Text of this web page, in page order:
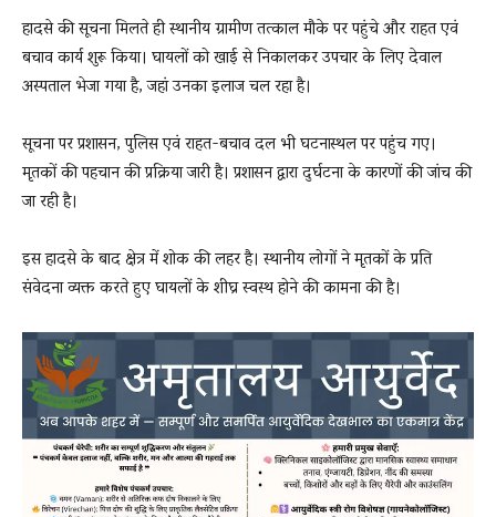
हादसे की सूचना मिलते ही स्थानीय ग्रामीण तत्काल मौके पर पहुंचे और राहत एवं
बचाव कार्य शुरू किया। घायलों को खाई से निकालकर उपचार के लिए देवाल
अस्पताल भेजा गया है, जहां उनका इलाज चल रहा है।
सूचना पर प्रशासन, पुलिस एवं राहत-बचाव दल भी घटनास्थल पर पहुंच गए।
मृतकों की पहचान की प्रक्रिया जारी है। प्रशासन द्वारा दुर्घटना के कारणों की जांच की
जा रही है।
इस हादसे के बाद क्षेत्र में शोक की लहर है। स्थानीय लोगों ने मृतकों के प्रति
संवेदना व्यक्त करते हुए घायलों के शीघ्र स्वस्थ होने की कामना की है।